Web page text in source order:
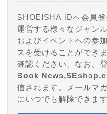
SHOEISHA iDへ会員
運営する様々なジャン
およびイベントへの参
確認ください。なお、
Book
信されます。メールマ
にいつでも解除できます